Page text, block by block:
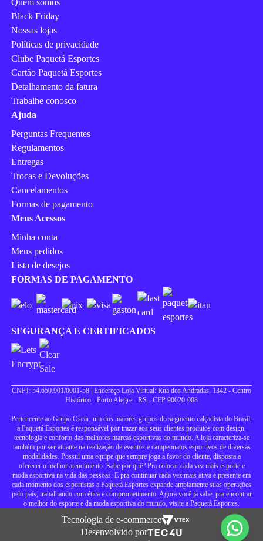
Quem somos
Black Friday
Nossas lojas
Políticas de privacidade
Clube Paquetá Esportes
Cartão Paquetá Esportes
Detalhamento da fatura
Trabalhe conosco
Ajuda
Perguntas Frequentes
Regulamentos
Entregas
Trocas e Devoluções
Cancelamentos
Formas de pagamento
Meus Acessos
Minha conta
Meus pedidos
Lista de desejos
FORMAS DE PAGAMENTO
SEGURANÇA E CERTIFICADOS
CNPJ: 54.650.901/0001-58 | Endereço Loja Virtual: Rua dos Andradas, 1342 - Centro
Histórico - Porto Alegre - RS - CEP 90020-008
Pertencente ao Grupo Oscar, um dos maiores grupos do segmento calçadista do Brasil,
a Paquetá Esportes é responsável por trazer aos seus clientes produtos com design,
tecnologia e conforto das melhores marcas esportivas do mundo. A loja caracteriza-se
também por ser atuante na realização de eventos e campeonatos esportivos de diversas
modalidades. Possui uma equipe que sempre joga a favor do cliente, disposta a
oferecer o melhor atendimento. Sabe por quê? Pra colocar cada vez mais esporte e
moda esportiva na vida das pessoas. E pra continuar cada vez mais ativa e presente em
cada momento dos esportistas a Paquetá Esportes expande amplamente suas operações
pelo país, trabalhando com ética e comprometimento. Agora você já sabe, pra encontrar
o melhor do esporte e da moda esportiva do mundo, visite a Paquetá Esportes.
Tecnologia de e-commerce
Desenvolvido por